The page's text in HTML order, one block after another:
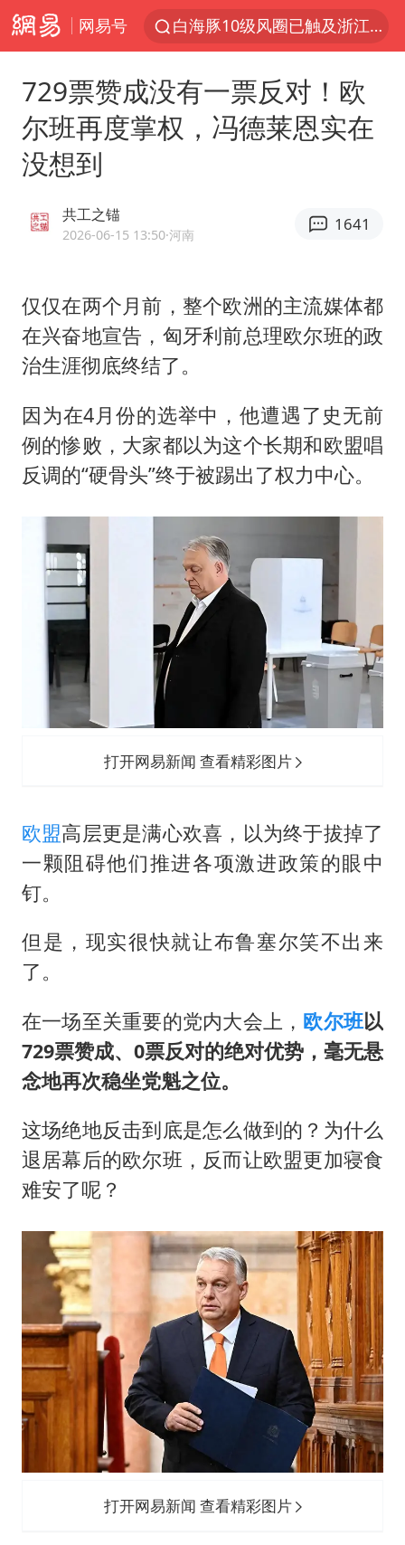
网易号
白海豚10级风圈已触及浙江台州
谢霆锋演唱会隔空祝王菲生日快乐
浙江省发出今年第2号指挥长令
情侣在平潭拍日出时坠崖致一死一伤
生产也能“拼单”了
白海豚登陆前还将加强
娜扎称眼睛恢复情况不太妙
河南刑案嫌犯被抓 逃窜时伤害多人
乐享全民健身 共筑健康中国
729票赞成没有一票反对！欧
尔班再度掌权，冯德莱恩实在
没想到
共工之锚
2026-06-15 13:50·河南
1641
仅仅在两个月前，整个欧洲的主流媒体都
在兴奋地宣告，匈牙利前总理欧尔班的政
治生涯彻底终结了。
因为在4月份的选举中，他遭遇了史无前
例的惨败，大家都以为这个长期和欧盟唱
反调的“硬骨头”终于被踢出了权力中心。
打开网易新闻 查看精彩图片
欧盟高层更是满心欢喜，以为终于拔掉了
一颗阻碍他们推进各项激进政策的眼中
钉。
但是，现实很快就让布鲁塞尔笑不出来
了。
在一场至关重要的党内大会上， 欧尔班以
729票赞成、0票反对的绝对优势，毫无悬
念地再次稳坐党魁之位。
这场绝地反击到底是怎么做到的？为什么
退居幕后的欧尔班，反而让欧盟更加寝食
难安了呢？
打开网易新闻 查看精彩图片